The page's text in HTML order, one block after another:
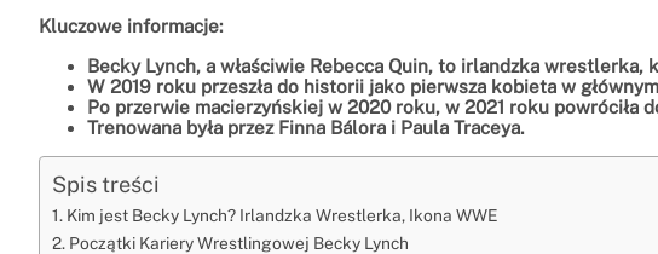
Kluczowe informacje:
Becky Lynch, a właściwie Rebecca Quin, to irlandzka wrestlerka,
W 2019 roku przeszła do historii jako pierwsza kobieta w
Po przerwie macierzyńskiej w 2020 roku, w 2021 roku powróciła
Trenowana była przez Finna Bálora i Paula Traceya.
Spis treści
Kim jest Becky Lynch? Irlandzka Wrestlerka, Ikona WWE
Początki Kariery Wrestlingowej Becky Lynch